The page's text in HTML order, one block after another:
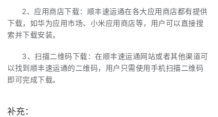
2、应用商店下载：顺丰速运通在各大应用商店都有提供
下载，如华为应用市场、小米应用商店等，用户可以直接搜
索并下载安装。
3、扫描二维码下载：在顺丰速运通网站或者其他渠道可
以找到顺丰速运通的二维码，用户只需使用手机扫描二维码
即可完成下载。
补充：